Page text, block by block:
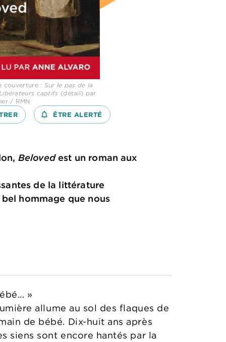
couverture : Sur le pas de la
captifs (détail) par
/ RMN
notifications_none_outlined
ÊTRE ALERTÉ
Belovedest un roman aux
de la littérature
hommage que nous
»
allume au sol des flaques de
de bébé. Dix-huit ans après
siens sont encore hantés par la